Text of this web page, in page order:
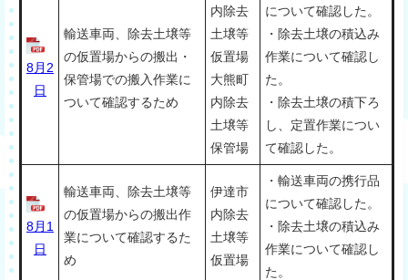
8月2
日
輸送車両、除去土壌等
の仮置場からの搬出・
保管場での搬入作業に
ついて確認するため
内除去
土壌等
仮置場
大熊町
内除去
土壌等
保管場
について確認した。
・除去土壌の積込み
作業について確認し
た。
・除去土壌の積下ろ
し、定置作業につい
て確認した。
8月1
日
輸送車両、除去土壌等
の仮置場からの搬出作
業について確認するた
め
伊達市
内除去
土壌等
仮置場
・輸送車両の携行品
について確認した。
・除去土壌の積込み
作業について確認し
た。